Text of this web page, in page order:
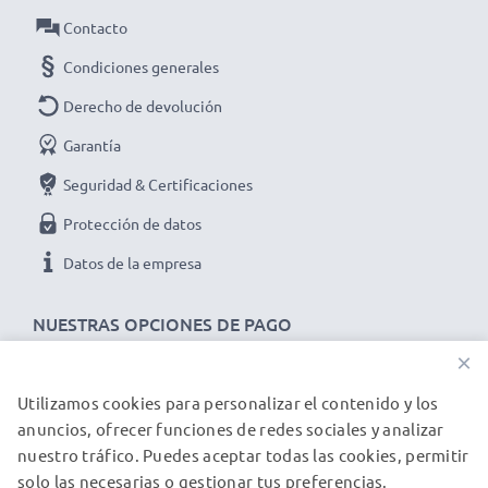
NUESTRAS OPCIONES DE PAGO
Contacto
Condiciones generales
Derecho de devolución
Garantía
Seguridad & Certificaciones
Protección de datos
Datos de la empresa
NUESTROS PARTNERS DE ENVÍO
×
Utilizamos cookies para personalizar el contenido y los
anuncios, ofrecer funciones de redes sociales y analizar
nuestro tráfico. Puedes aceptar todas las cookies, permitir
solo las necesarias o gestionar tus preferencias.